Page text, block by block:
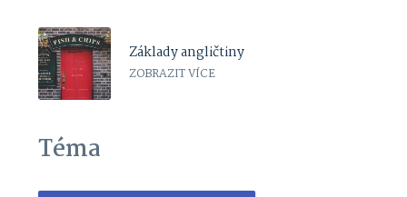
Základy angličtiny
ZOBRAZIT VÍCE
Téma